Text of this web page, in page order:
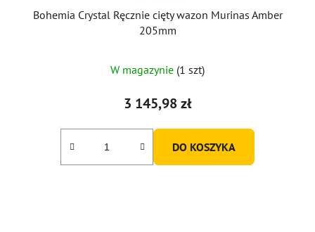
Bohemia Crystal Ręcznie cięty wazon Murinas Amber
205mm
W magazynie (1 szt)
3 145,98 zł
DO KOSZYKA